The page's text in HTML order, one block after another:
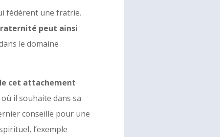
fédèrent une fratrie.
peut ainsi
le domaine
cet attachement
il souhaite dans sa
conseille pour une
l’exemple